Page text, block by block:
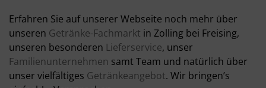
Erfahren Sie auf unserer Webseite noch mehr über
unseren Getränke-Fachmarkt in Zolling bei Freising,
unseren besonderen Lieferservice, unser
Familienunternehmen samt Team und natürlich über
unser vielfältiges Getränkeangebot. Wir bringen’s